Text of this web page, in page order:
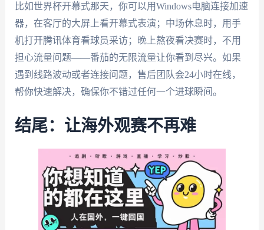
比如世界杯开幕式那天，你可以用Windows电脑连接加速
器，在客厅的大屏上看开幕式表演；中场休息时，用手
机打开腾讯体育看球员采访；晚上熬夜看决赛时，不用
担心流量问题——番茄的无限流量让你看到尽兴。如果
遇到线路波动或者连接问题，售后团队会24小时在线，
帮你快速解决，确保你不错过任何一个进球瞬间。
结尾：让海外观赛不再难